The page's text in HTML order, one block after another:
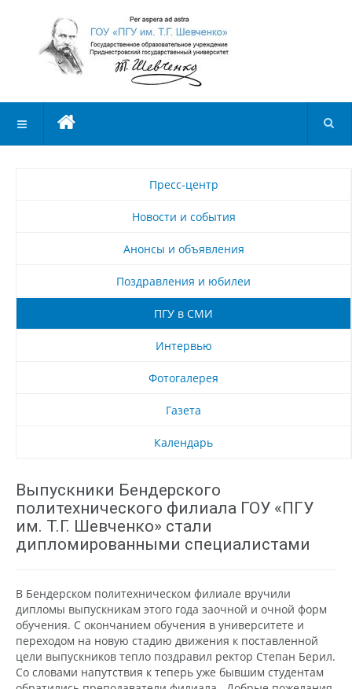
Пресс-центр
Новости и события
Анонсы и объявления
Поздравления и юбилеи
ПГУ в СМИ
Интервью
Фотогалерея
Газета
Календарь
Выпускники Бендерского
политехнического филиала ГОУ «ПГУ
им. Т.Г. Шевченко» стали
дипломированными специалистами
В Бендерском политехническом филиале вручили
дипломы выпускникам этого года заочной и очной форм
обучения. С окончанием обучения в университете и
переходом на новую стадию движения к поставленной
цели выпускников тепло поздравил ректор Степан Берил.
Со словами напутствия к теперь уже бывшим студентам